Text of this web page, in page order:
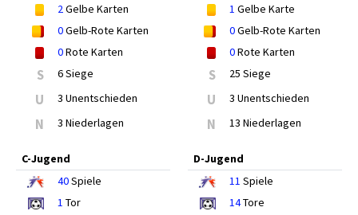
2Gelbe Karten
0Gelb-Rote Karten
0Rote Karten
S 6 Siege
U 3 Unentschieden
N 3 Niederlagen
1 Gelbe Karte
0Gelb-Rote Karten
0Rote Karten
S 25 Siege
U 3 Unentschieden
N 13 Niederlagen
C-Jugend
40Spiele
1 Tor
D-Jugend
11 Spiele
14Tore